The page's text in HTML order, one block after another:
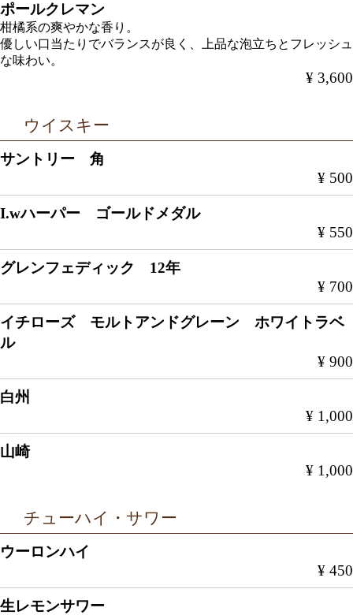
ポールクレマン
柑橘系の爽やかな香り。
優しい口当たりでバランスが良く、上品な泡立ちとフレッシュ
な味わい。
¥ 3,600
ウイスキー
サントリー 角
¥ 500
I.wハーパー ゴールドメダル
¥ 550
グレンフェディック 12年
¥ 700
イチローズ モルトアンドグレーン ホワイトラベ
ル
¥ 900
白州
¥ 1,000
山崎
¥ 1,000
チューハイ・サワー
ウーロンハイ
¥ 450
生レモンサワー